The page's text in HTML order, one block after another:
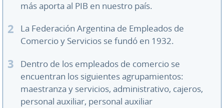
más aporta al PIB en nuestro país.
La Federación Argentina de Empleados de
Comercio y Servicios se fundó en 1932.
Dentro de los empleados de comercio se
encuentran los siguientes agrupamientos:
maestranza y servicios, administrativo, cajeros,
personal auxiliar, personal auxiliar